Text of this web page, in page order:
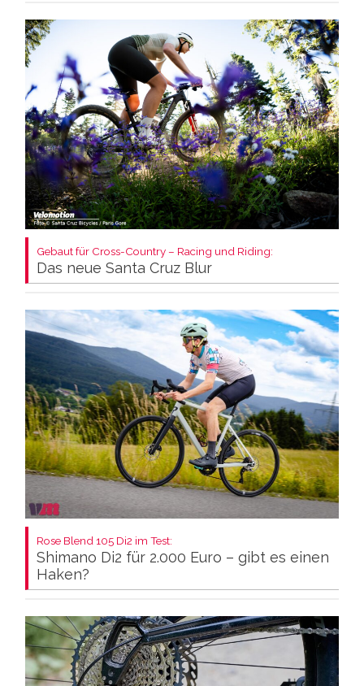
Gebaut für Cross-Country – Racing und Riding:
Das neue Santa Cruz Blur
Rose Blend 105 Di2 im Test:
Shimano Di2 für 2.000 Euro – gibt es einen
Haken?